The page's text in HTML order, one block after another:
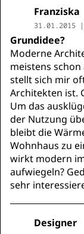
Franziska
31.01.2015
Grundidee?
Moderne
meistens
stellt sich mir
Architekten ist.
Um das
der Nutzung
bleibt die
Wohnhaus zu
wirkt modern
aufwiegeln?
sehr
Designer